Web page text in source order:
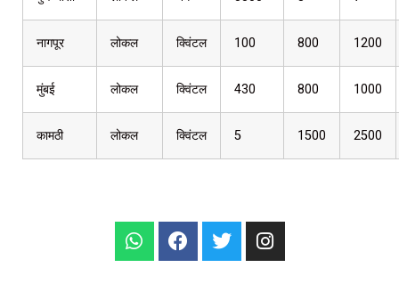
नागपूर लोकल क्विंटल 100 800 1200
मुंबई लोकल क्विंटल 430 800 1000
कामठी लोकल क्विंटल 5 1500 2500